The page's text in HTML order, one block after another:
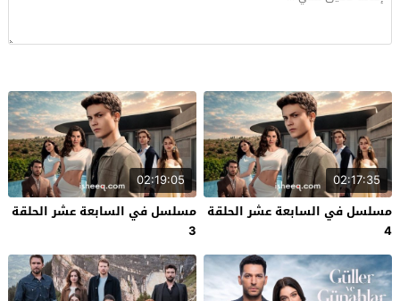
02:17:35
مسلسل في السابعة عشر الحلقة
4
02:19:05
مسلسل في السابعة عشر الحلقة
3